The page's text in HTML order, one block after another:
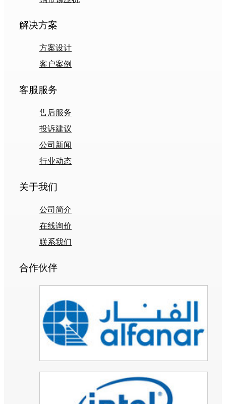
解决方案
方案设计
客户案例
客服服务
售后服务
投诉建议
公司新闻
行业动态
关于我们
公司简介
在线询价
联系我们
合作伙伴